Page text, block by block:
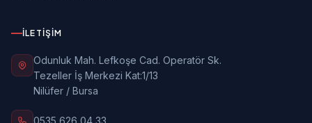
İLETIŞIM
Odunluk Mah. Lefkoşe Cad. Operatör Sk.
Tezeller İş Merkezi Kat:1/13
Nilüfer / Bursa